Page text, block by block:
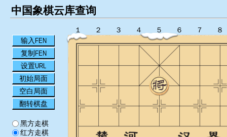
中国象棋云库查询
输入FEN
复制FEN
设置URL
初始局面
空白局面
翻转棋盘
黑方走棋
红方走棋
１ ２ ３ ４ ５ ６ ７ ８